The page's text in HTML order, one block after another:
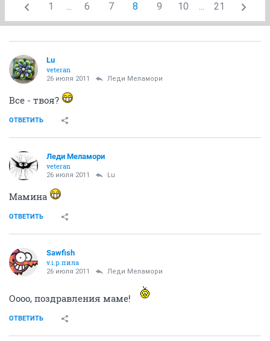
1 ... 6 7 8 9 10 ... 21
Lu
veteran
26 июля 2011 Леди Меламори
Все - твоя?
ОТВЕТИТЬ
Леди Меламори
veteran
26 июля 2011 Lu
Мамина
ОТВЕТИТЬ
Sawfish
v.i.p.пила
26 июля 2011 Леди Меламори
Оооо, поздравления маме!
ОТВЕТИТЬ